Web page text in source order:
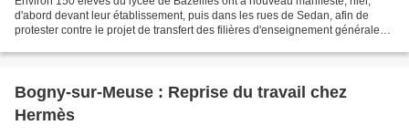
d'abord devant leur établissement, puis dans les rues de Sedan, afin de
protester contre le projet de transfert des filières d'enseignement générales
Bogny-sur-Meuse : Reprise du travail chez
Hermès